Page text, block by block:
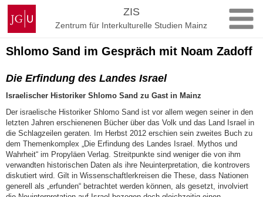
Zum
Inhalt
springen
Johannes
Gutenberg-
Universität
Mainz
ZIS
Zentrum für Interkulturelle Studien Mainz
Shlomo Sand im Gespräch mit Noam Zadoff
Die Erfindung des Landes Israel
Israelischer Historiker Shlomo Sand zu Gast in Mainz
Der israelische Historiker Shlomo Sand ist vor allem wegen seiner in den
letzten Jahren erschienenen Bücher über das Volk und das Land Israel in
die Schlagzeilen geraten. Im Herbst 2012 erschien sein zweites Buch zu
dem Themenkomplex „Die Erfindung des Landes Israel. Mythos und
Wahrheit“ im Propyläen Verlag. Streitpunkte sind weniger die von ihm
verwandten historischen Daten als ihre Neuinterpretation, die kontrovers
diskutiert wird. Gilt in Wissenschaftlerkreisen die These, dass Nationen
generell als „erfunden“ betrachtet werden können, als gesetzt, involviert